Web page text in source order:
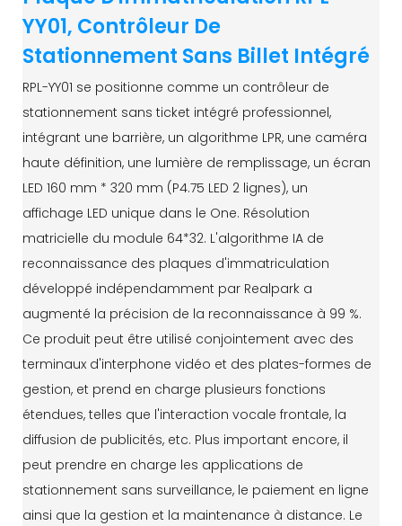
YY01, Contrôleur De
Stationnement Sans Billet Intégré
RPL-YY01 se positionne comme un contrôleur de
stationnement sans ticket intégré professionnel,
intégrant une barrière, un algorithme LPR, une caméra
haute définition, une lumière de remplissage, un écran
LED 160 mm * 320 mm (P4.75 LED 2 lignes), un
affichage LED unique dans le One. Résolution
matricielle du module 64*32. L'algorithme IA de
reconnaissance des plaques d'immatriculation
développé indépendamment par Realpark a
augmenté la précision de la reconnaissance à 99 %.
Ce produit peut être utilisé conjointement avec des
terminaux d'interphone vidéo et des plates-formes de
gestion, et prend en charge plusieurs fonctions
étendues, telles que l'interaction vocale frontale, la
diffusion de publicités, etc. Plus important encore, il
peut prendre en charge les applications de
stationnement sans surveillance, le paiement en ligne
ainsi que la gestion et la maintenance à distance. Le